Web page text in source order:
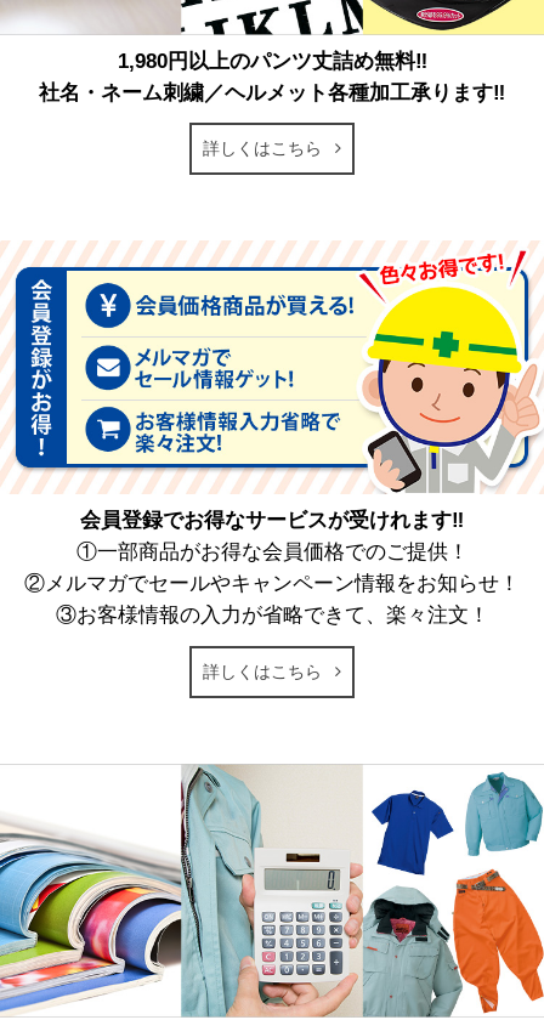
1,980円以上のパンツ丈詰め無料‼
社名・ネーム刺繍／ヘルメット各種加工承ります‼
詳しくはこちら
会員登録でお得なサービスが受けれます‼
①一部商品がお得な会員価格でのご提供！
②メルマガでセールやキャンペーン情報をお知らせ！
③お客様情報の入力が省略できて、楽々注文！
詳しくはこちら